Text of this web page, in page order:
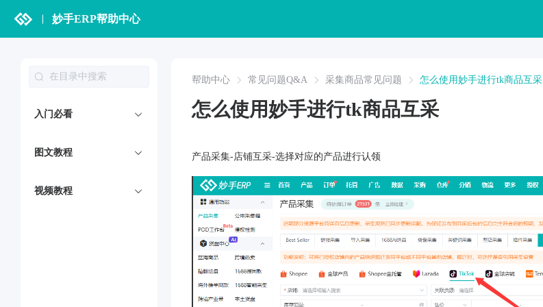
妙手ERP帮助中心
入门必看
图文教程
视频教程
帮助中心 常见问题Q&A 采集商品常见问题 怎么使用妙手进行tk商品互采
怎么使用妙手进行tk商品互采
产品采集-店铺互采-选择对应的产品进行认领